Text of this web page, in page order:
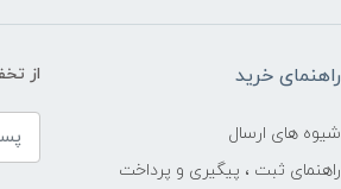
راهنمای خرید
شیوه های ارسال
راهنمای ثبت ، پیگیری و پرداخت
از